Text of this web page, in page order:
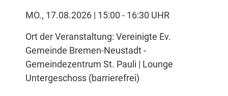
MO., 17.08.2026 | 15:00 - 16:30 UHR
Ort der Veranstaltung: Vereinigte Ev.
Gemeinde Bremen-Neustadt -
Gemeindezentrum St. Pauli | Lounge
Untergeschoss (barrierefrei)